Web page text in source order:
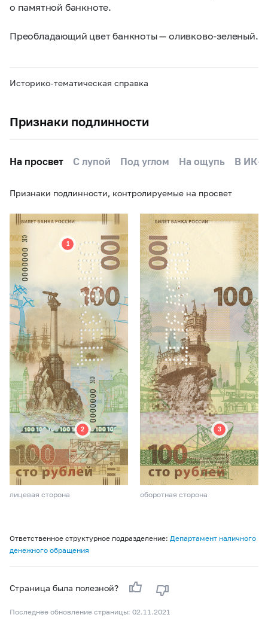
о памятной банкноте.
Преобладающий цвет банкноты — оливково-зеленый.
Историко-тематическая справка
Признаки подлинности
На просвет С лупой Под углом На ощупь В ИК-
Признаки подлинности, контролируемые на просвет
лицевая сторона оборотная сторона
Ответственное структурное подразделение: Департамент наличного
денежного обращения
Страница была полезной?
Последнее обновление страницы: 02.11.2021